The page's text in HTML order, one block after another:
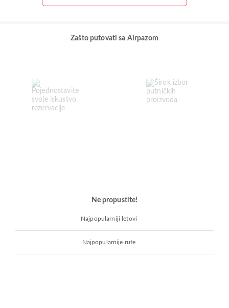
Zašto putovati sa Airpazom
Ne propustite!
Najpopularniji letovi
Najpopularnije rute